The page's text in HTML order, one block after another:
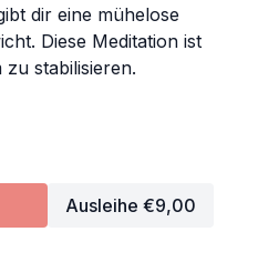
dir eine mühelose
Diese Meditation ist
stabilisieren.
Ausleihe €9,00